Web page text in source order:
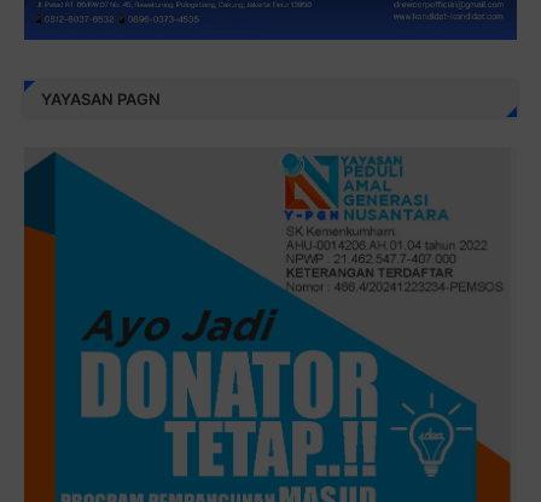
YAYASAN PAGN